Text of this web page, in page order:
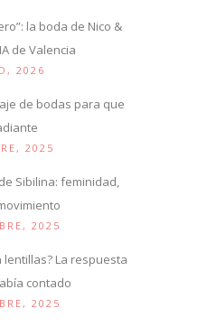
la boda de Nico &
de Valencia
2026
de bodas para que
2025
Sibilina: feminidad,
2025
lentillas? La respuesta
contado
2025